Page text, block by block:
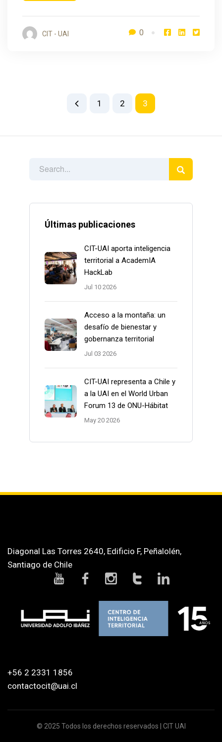
Últimas publicaciones
CIT-UAI aporta inteligencia
territorial a AcademIA
HackLab
Jul 10 2026
Acceso a la montaña: un
desafío de bienestar y
gobernanza territorial
Jul 03 2026
CIT-UAI representa a Chile y
a la UAI en el World Urban
Forum 13 de ONU-Hábitat
May 20 2026
CIT - UAI 0
1 2 3
Diagonal Las Torres 2640, Edificio F, Peñalolén,
Santiago de Chile
+56 2 2331 1856
contactocit@uai.cl
© 2025 Todos los derechos reservados | CIT UAI